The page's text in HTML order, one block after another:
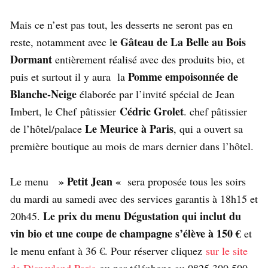
Mais ce n’est pas tout, les desserts ne seront pas en
reste, notamment avec le Gâteau de La Belle au Bois
Dormant entièrement réalisé avec des produits bio, et
puis et surtout il y aura la Pomme empoisonnée de
Blanche-Neige élaborée par l’invité spécial de Jean
Imbert, le Chef pâtissier Cédric Grolet. chef pâtissier
de l’hôtel/palace Le Meurice à Paris, qui a ouvert sa
première boutique au mois de mars dernier dans l’hôtel.
Le menu » Petit Jean « sera proposée tous les soirs
du mardi au samedi avec des services garantis à 18h15 et
20h45. Le prix du menu Dégustation qui inclut du
vin bio et une coupe de champagne s’élève à 150 € et
le menu enfant à 36 €. Pour réserver cliquez sur le site